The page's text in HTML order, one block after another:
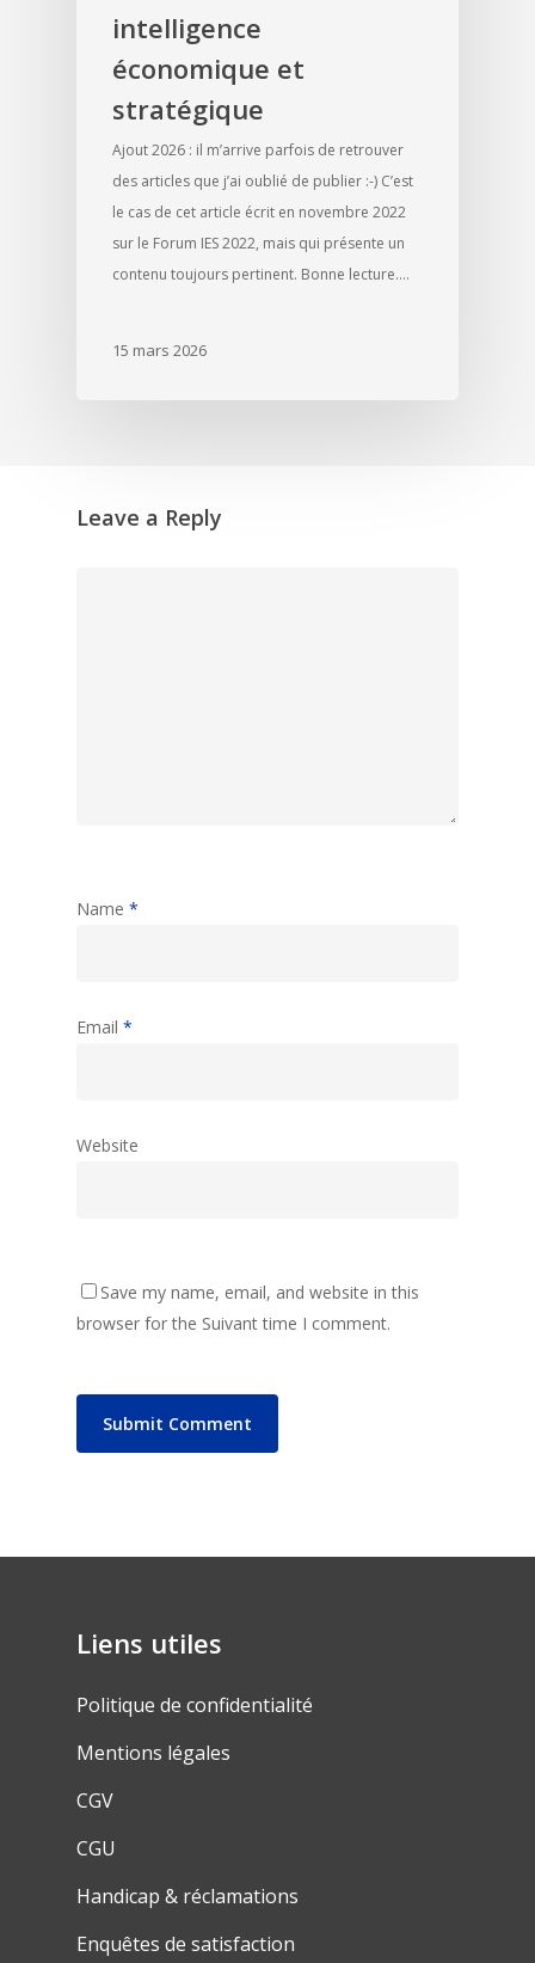
intelligence
économique et
stratégique
Ajout 2026 : il m’arrive parfois de retrouver
des articles que j’ai oublié de publier :-) C’est
le cas de cet article écrit en novembre 2022
sur le Forum IES 2022, mais qui présente un
contenu toujours pertinent. Bonne lecture.…
15 mars 2026
Leave a Reply
Name *
Email *
Website
Save my name, email, and website in this
browser for the Suivant time I comment.
Liens utiles
Politique de confidentialité
Mentions légales
CGV
CGU
Handicap & réclamations
Enquêtes de satisfaction